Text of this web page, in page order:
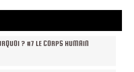
? #7 LE CORPS HUMAIN